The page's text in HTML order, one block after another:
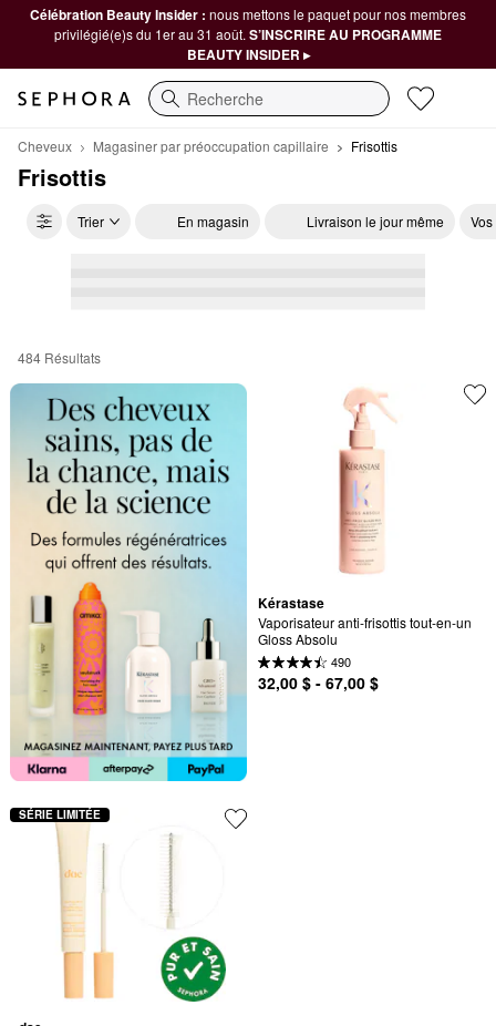
Célébration Beauty Insider : nous mettons le paquet pour nos membres
privilégié(e)s du 1er au 31 août. S’INSCRIRE AU PROGRAMME
BEAUTY INSIDER ▸
Recherche
Cheveux Magasiner par préoccupation capillaire Frisottis
Frisottis
Trier En magasin Livraison le jour même
Frisottis
484 Résultats
Kérastase
Vaporisateur anti-frisottis tout-en-un
Gloss Absolu
490
32,00 $ - 67,00 $
SÉRIE LIMITÉE